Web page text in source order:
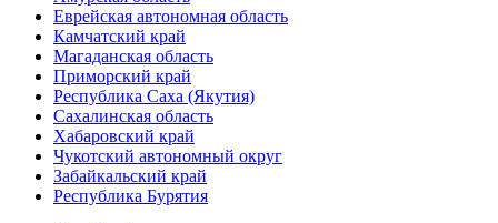
Еврейская автономная область
Камчатский край
Магаданская область
Приморский край
Республика Саха (Якутия)
Сахалинская область
Хабаровский край
Чукотский автономный округ
Забайкальский край
Республика Бурятия